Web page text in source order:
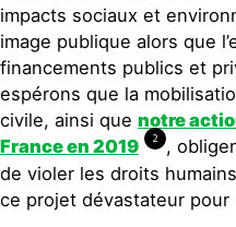
impacts sociaux et
image publique alors que
financements publics et
espérons que la
civile, ainsi que notre
France en 2019
2
,
de violer les droits
ce projet dévastateur